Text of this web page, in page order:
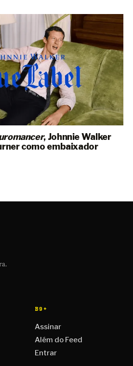
, Johnnie Walker
como embaixador
B9+
Assinar
Além do Feed
Entrar